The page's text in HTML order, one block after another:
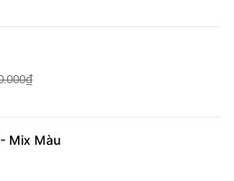
Mix Màu